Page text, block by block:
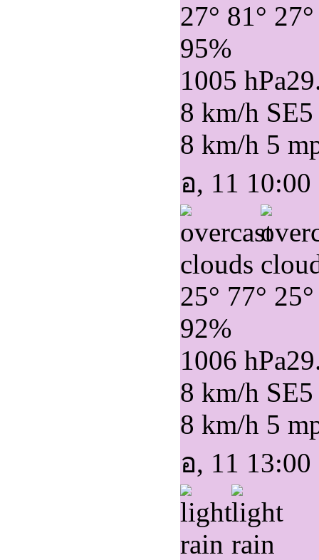
27° 81° 27°
95%
1005 hPa
8 km/h SE
8 km/h 5
อ, 11 10:00
25° 77° 25°
92%
1006 hPa
8 km/h SE
8 km/h 5
อ, 11 13:00